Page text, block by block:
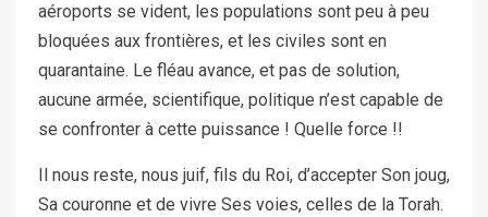
aéroports se vident, les populations sont peu à peu
bloquées aux frontières, et les civiles sont en
quarantaine. Le fléau avance, et pas de solution,
aucune armée, scientifique, politique n’est capable de
se confronter à cette puissance ! Quelle force !!
Il nous reste, nous juif, fils du Roi, d’accepter Son joug,
Sa couronne et de vivre Ses voies, celles de la Torah.